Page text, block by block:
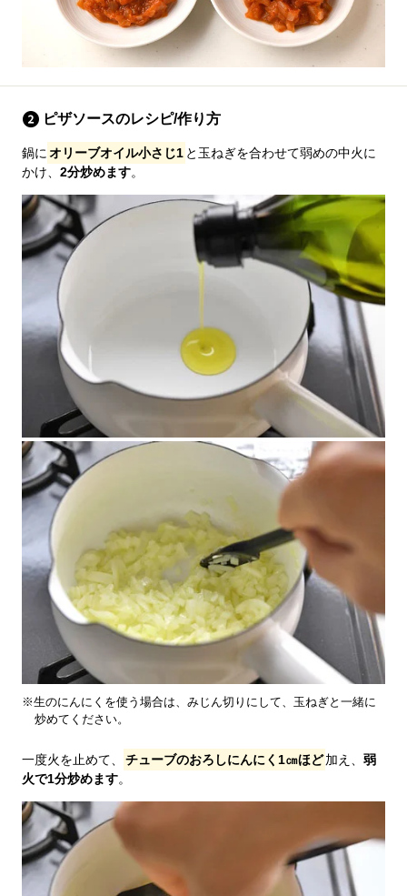
ピザソースのレシピ/作り方
鍋に オリーブオイル小さじ1 と玉ねぎを合わせて弱めの中火に
かけ、 2分炒めます。
※生のにんにくを使う場合は、みじん切りにして、玉ねぎと一緒に
炒めてください。
一度火を止めて、 チューブのおろしにんにく1㎝ほど加え、 弱
火で1分炒めます。